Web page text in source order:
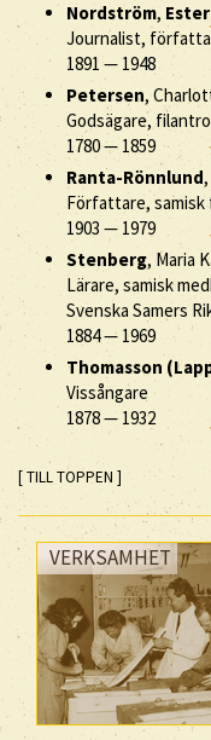
Nordström,
Journalist,
1891— 1948
Petersen,
Godsägare,
1780—1859
Ranta-Rönnlund,
Författare,
1903 —1979
Stenberg, Maria
Lärare, samisk
Svenska Samers
1884— 1969
Thomasson
Vissångare
1878—1932
[ TILL TOPPEN ]
VERKSAMHET